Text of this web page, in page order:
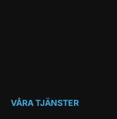
VÅRA TJÄNSTER